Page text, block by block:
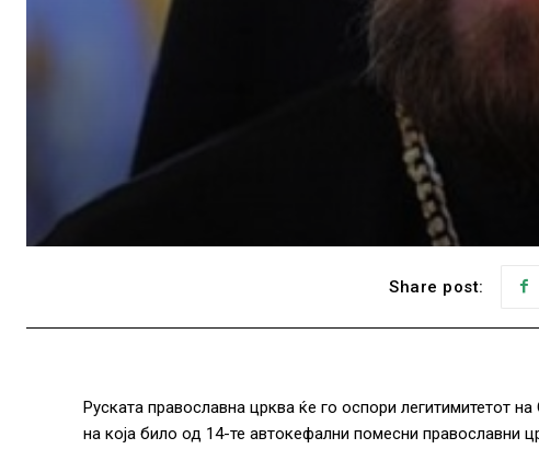
Share post:
Руската православна црква ќе го оспори легитимитетот
на која било од 14-те автокефални помесни православни